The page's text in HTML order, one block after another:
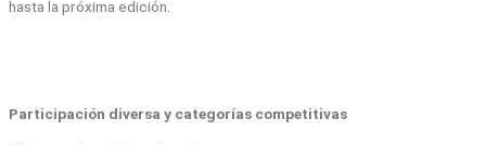
hasta la próxima edición.
Participación diversa y categorías competitivas